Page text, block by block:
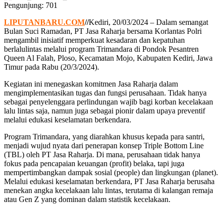
Pengunjung: 701
LIPUTANBARU.COM//Kediri, 20/03/2024 – Dalam semangat
Bulan Suci Ramadan, PT Jasa Raharja bersama Korlantas Polri
mengambil inisiatif memperkuat kesadaran dan kepatuhan
berlalulintas melalui program Trimandara di Pondok Pesantren
Queen Al Falah, Ploso, Kecamatan Mojo, Kabupaten Kediri, Jawa
Timur pada Rabu (20/3/2024).
Kegiatan ini menegaskan komitmen Jasa Raharja dalam
mengimplementasikan tugas dan fungsi perusahaan. Tidak hanya
sebagai penyelenggara perlindungan wajib bagi korban kecelakaan
lalu lintas saja, namun juga sebagai pionir dalam upaya preventif
melalui edukasi keselamatan berkendara.
Program Trimandara, yang diarahkan khusus kepada para santri,
menjadi wujud nyata dari penerapan konsep Triple Bottom Line
(TBL) oleh PT Jasa Raharja. Di mana, perusahaan tidak hanya
fokus pada pencapaian keuangan (profit) belaka, tapi juga
mempertimbangkan dampak sosial (people) dan lingkungan (planet).
Melalui edukasi keselamatan berkendara, PT Jasa Raharja berusaha
menekan angka kecelakaan lalu lintas, terutama di kalangan remaja
atau Gen Z yang dominan dalam statistik kecelakaan.